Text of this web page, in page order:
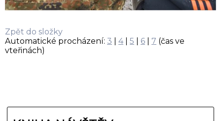
Zpět do složky
Automatické procházení: 3 4| 5 6 7 (čas ve
vteřinách)